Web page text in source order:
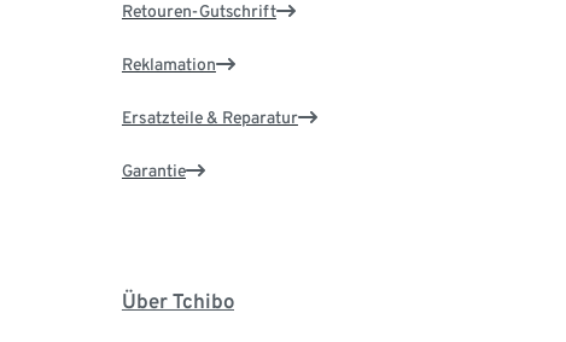
Retouren-Gutschrift
Reklamation
Ersatzteile & Reparatur
Garantie
Über Tchibo